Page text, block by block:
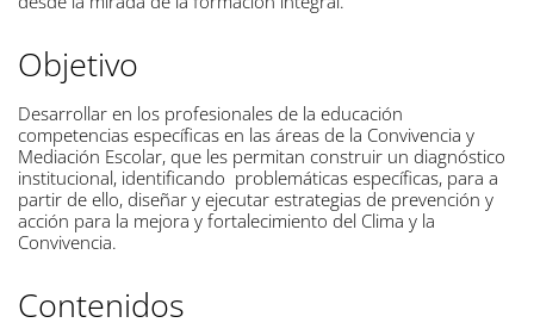
Objetivo
Desarrollar en los profesionales de la educación
competencias específicas en las áreas de la Convivencia y
Mediación Escolar, que les permitan construir un diagnóstico
institucional, identificando problemáticas específicas, para a
partir de ello, diseñar y ejecutar estrategias de prevención y
acción para la mejora y fortalecimiento del Clima y la
Convivencia.
Contenidos